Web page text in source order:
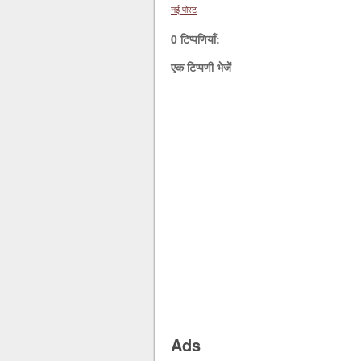
नई पोस्ट
0 टिप्पणियाँ:
एक टिप्पणी भेजें
Ads